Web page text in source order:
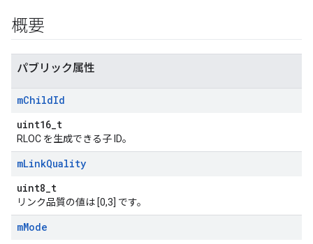
概要
パブリック属性
mChildId
uint16_t
RLOC を生成できる子 ID。
mLinkQuality
uint8_t
リンク品質の値は [0,3] です。
mMode